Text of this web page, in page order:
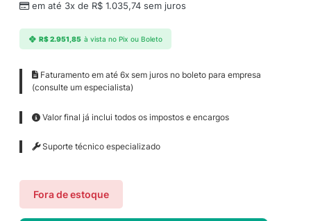
em até 3x de R$ 1.035,74 sem juros
R$2.951,85 à vista no Pix ou Boleto
Faturamento em até 6x sem juros no boleto para empresa
(consulte um especialista)
Valor final já inclui todos os impostos e encargos
Suporte técnico especializado
Fora de estoque